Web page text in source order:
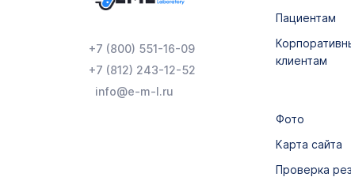
+7 (800) 551-16-09
+7 (812) 243-12-52
info@e-m-l.ru
Пациентам
клиентам
Фото
Карта сайта
Проверка